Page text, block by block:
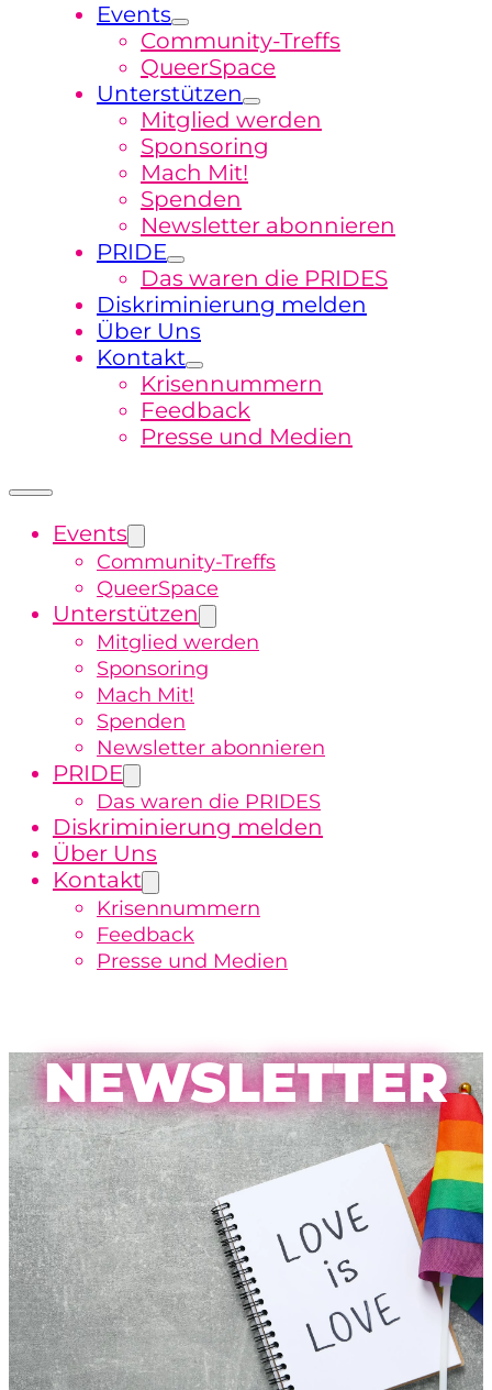
Events
Community-Treffs
QueerSpace
Unterstützen
Mitglied werden
Sponsoring
Mach Mit!
Spenden
Newsletter abonnieren
PRIDE
Das waren die PRIDES
Diskriminierung melden
Über Uns
Kontakt
Krisennummern
Feedback
Presse und Medien
Events
Community-Treffs
QueerSpace
Unterstützen
Mitglied werden
Sponsoring
Mach Mit!
Spenden
Newsletter abonnieren
PRIDE
Das waren die PRIDES
Diskriminierung melden
Über Uns
Kontakt
Krisennummern
Feedback
Presse und Medien
NEWSLETTER